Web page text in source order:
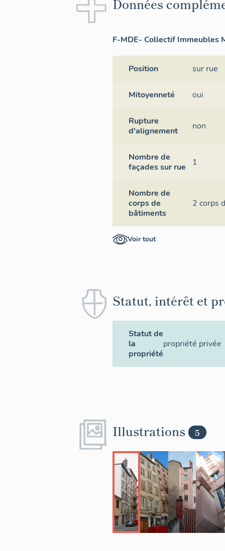
Données
F-MDE- Collectif Immeubles
Position sur rue
Mitoyenneté oui
Rupture
d'alignement
non
Nombre de
façades sur rue
1
Nombre de
corps de
bâtiments
2 corps
Voir tout
Statut, intérêt et
Statut de
la
propriété
propriété privée
Illustrations 5